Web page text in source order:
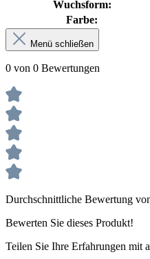
Wuchsform:
Farbe:
Menü schließen
0 von 0 Bewertungen
Durchschnittliche Bewertung
Bewerten Sie dieses Produkt!
Teilen Sie Ihre Erfahrungen mit